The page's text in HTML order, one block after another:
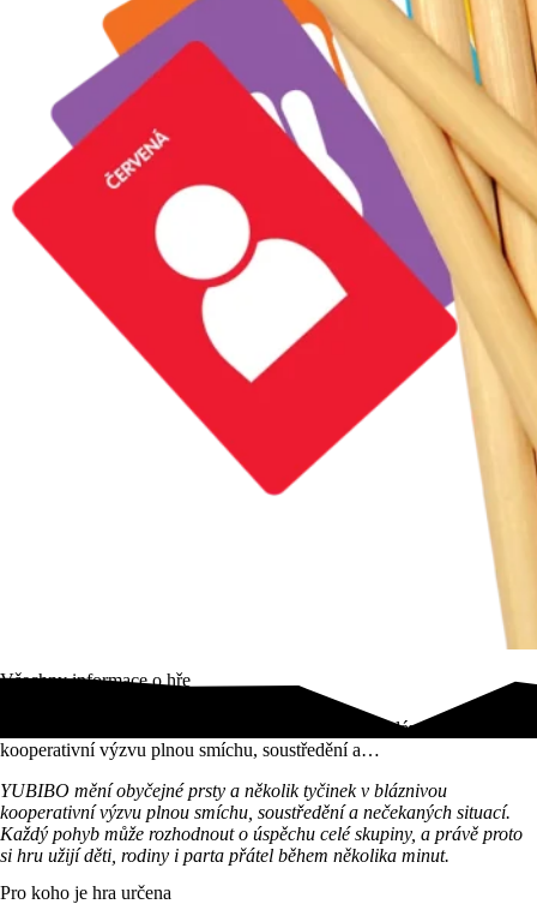
Všechny informace o hře
YUBIBO mění obyčejné prsty a několik tyčinek v bláznivou
kooperativní výzvu plnou smíchu, soustředění a…
YUBIBO mění obyčejné prsty a několik tyčinek v bláznivou
kooperativní výzvu plnou smíchu, soustředění a nečekaných situací.
Každý pohyb může rozhodnout o úspěchu celé skupiny, a právě proto
si hru užijí děti, rodiny i parta přátel během několika minut.
Pro koho je hra určena